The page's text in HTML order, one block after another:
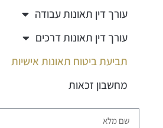
עורך דין תאונות עבודה
עורך דין תאונות דרכים
תביעת ביטוח תאונות אישיות
מחשבון זכאות